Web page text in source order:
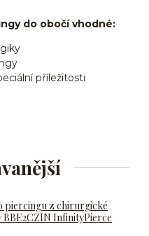
do obočí vhodné:
příležitosti
piercingu z chirurgické
BBE2CZIN InfinityPierce